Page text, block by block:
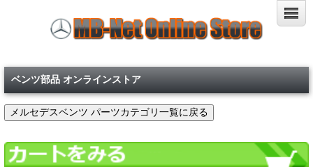
ベンツ部品 オンラインストア